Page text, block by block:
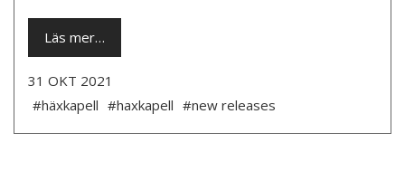
Läs mer…
31 OKT 2021
#häxkapell #haxkapell #new releases